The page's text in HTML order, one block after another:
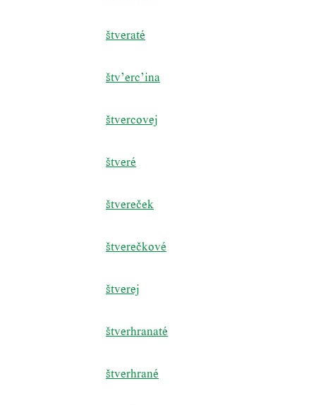
štveraté
štv’erc’ina
štvercovej
štveré
štvereček
štverečkové
štverej
štverhranaté
štverhrané